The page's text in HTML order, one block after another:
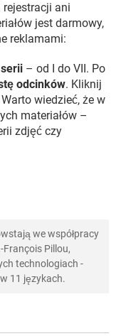
ani
jest darmowy,
reklamami:
serii – od I do VII. Po
odcinków. Kliknij
wiedzieć, że w
materiałów –
zdjęć czy
we współpracy
Pillou,
technologiach -
11 językach.